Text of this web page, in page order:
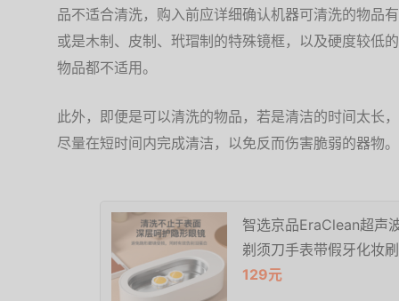
品不适合清洗，购入前应详细确认机器可清洗的物品
或是木制、皮制、玳瑁制的特殊镜框，以及硬度较低
物品都不适用。
此外，即便是可以清洗的物品，若是清洁的时间太长
尽量在短时间内完成清洁，以免反而伤害脆弱的器物。
智选京品EraClean超声
剃须刀手表带假牙化妆
129元